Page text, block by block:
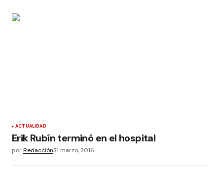
ACTUALIDAD
Erik Rubín terminó en el hospital
porRedacción31 marzo, 2016